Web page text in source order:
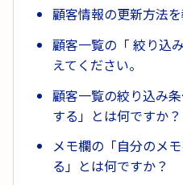
顧客情報の更新方法を
顧客一覧の「 絞り込
えてください。
顧客一覧の絞り込み
する」とは何ですか？
メモ欄の「自分のメ
る」とは何ですか？